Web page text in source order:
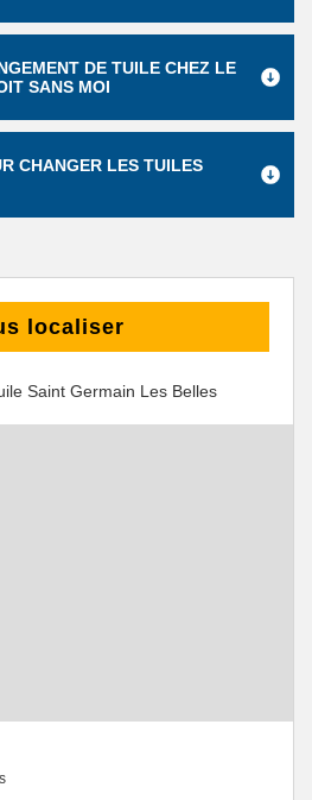
DE TUILE CHEZ LE
SANS MOI
CHANGER LES TUILES
localiser
Saint Germain Les Belles